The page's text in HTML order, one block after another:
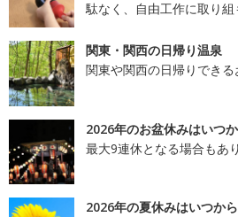
駄なく、自由工作に取り組
関東・関西の日帰り温泉
関東や関西の日帰りでき
2026年のお盆休みはいつ
最大9連休となる場合もあり
2026年の夏休みはいつか